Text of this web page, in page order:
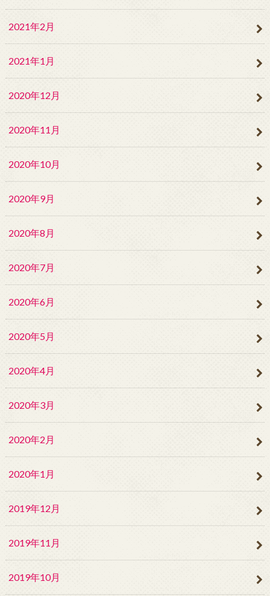
2021年2月
2021年1月
2020年12月
2020年11月
2020年10月
2020年9月
2020年8月
2020年7月
2020年6月
2020年5月
2020年4月
2020年3月
2020年2月
2020年1月
2019年12月
2019年11月
2019年10月